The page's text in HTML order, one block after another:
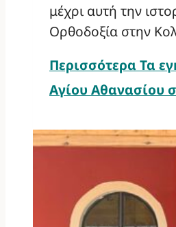
μέχρι αυτή την
Ορθοδοξία στην
Περισσότερα Τα
Αγίου Αθανασίου